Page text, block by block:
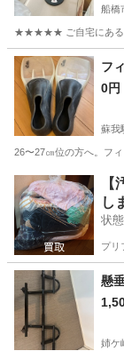
船橋
★★★★★ ご自宅にある不
千葉 船橋市
フ
0円
蘇我
26〜27㎝位の方へ。フ
千葉 千葉市 蘇
し
状
プリ
懸
姉ケ